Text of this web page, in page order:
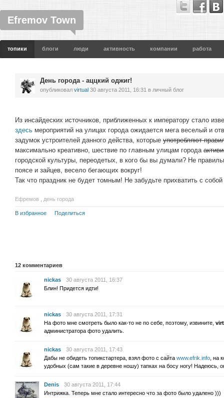
Efremov Town
топики блоги люди активность компании работа
День города - аццкий оджиг!
опубликовал virtual 30 августа 2011, 16:31 в личный блог
Из инсайдеских источников, приближенных к императору стало
здесь мероприятий на улицах города ожидается мега веселый и
задумок устроителей данного действа, которые употребляют
максимально креативно, шествие по главным улицам города
городской культуры, переодетых, в кого бы вы думали? Не
поясе и зайцев, весело бегающих вокруг!
Так что праздник не будет томным! Не забудьте прихватить с
Ефремов день города
В избранное Поделиться
12 комментариев
nickas
30 августа 2011, 16:37
Блин! Придется идти!
nickas
30 августа 2011, 17:31
На фото мне смотреть было как-то не по себе, поэтому, извините,
администратора фото удалить.
nickas
30 августа 2011, 17:43
Дабы не обидеть топикстартера, взял фото с сайта www.efrik.info , на
удобных (сам такие в деревне ношу) тапках на босу ногу! Надеюсь,
Denis
30 августа 2011, 17:44
Интрижка. Теперь мне стало интересно что за фото было удалено )))